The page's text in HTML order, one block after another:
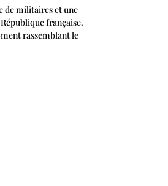
de militaires et une
française.
rassemblant le